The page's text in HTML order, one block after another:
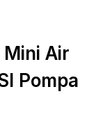
Air
Pompa